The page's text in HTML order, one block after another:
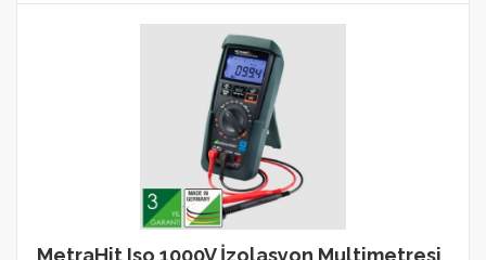
MetraHit Iso 1000V İzolasyon Multimetresi